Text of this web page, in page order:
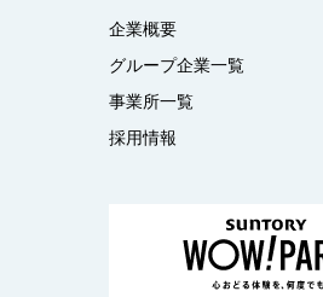
企業概要
グループ企業一覧
事業所一覧
採用情報